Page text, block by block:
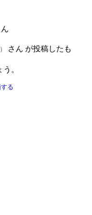
さん が投稿したも
。
る